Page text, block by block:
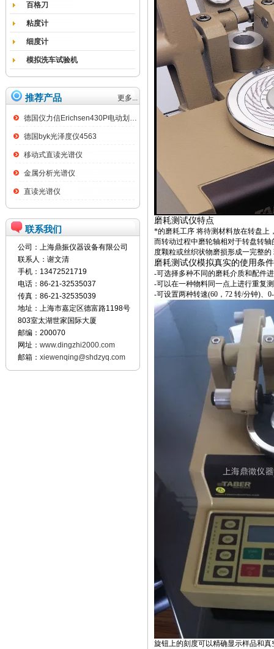
百格刀
粘度计
细度计
模拟洗车试验机
推荐产品 更多...
德国仪力信Erichsen430P电动划格试验仪
德国byk光泽度仪4563
移动式直读光谱仪
金属分析光谱仪
直读光谱仪
联系我们
公司：上海鼎振仪器设备有限公司
联系人：谢文清
手机：13472521719
电话：86-21-32535037
传真：86-21-32535039
地址：上海市嘉定区德富路1198号
803室太湖世家国际大厦
邮编：200070
网址： www.dingzhi2000.com
邮箱： xiewenqing@shdzyq.com
磨耗测试仪特点
*的磨耗工序 将待测材料放在转盘上
而转动过程中磨轮轴相对于转盘转
度颗粒或丝织状物磨损形成一完整的
磨耗测试仪模拟真实的使用条
-可选择多种不同的磨耗介质和配件
-可以在一种物料同一点上进行重复
-可设置两种转速(60，72 转/分钟)、
旋钮上的刻度可以精确显示样品和